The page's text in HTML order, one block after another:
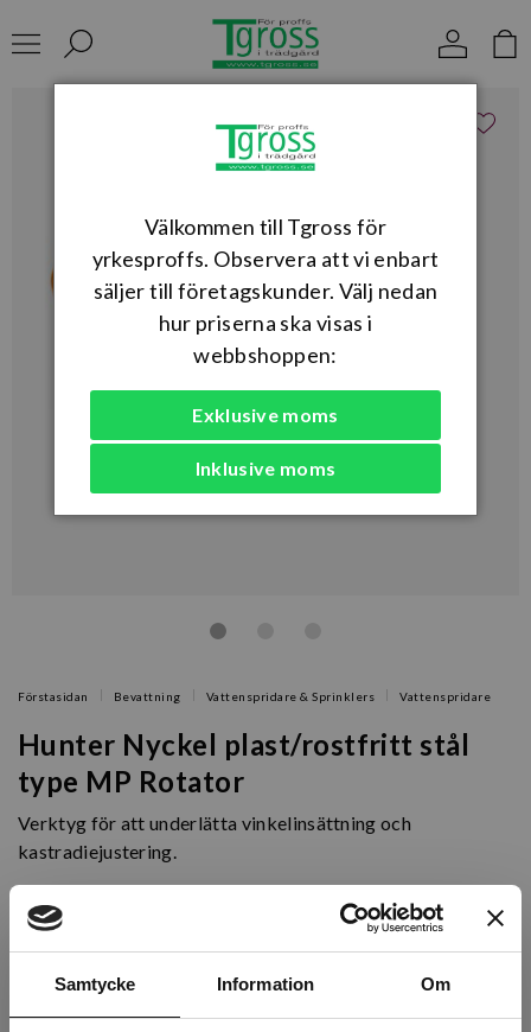
Samtycke Information Om
Förstasidan Bevattning Vattenspridare & Sprinklers Vattenspridare
Hunter Nyckel plast/rostfritt stål
type MP Rotator
Verktyg för att underlätta vinkelinsättning och
kastradiejustering.
Artikelnr: AD235095
Finns i lager (3 st)
Exkl. moms: 35 kr
Välkommen till Tgross för
yrkesproffs. Observera att vi enbart
säljer till företagskunder. Välj nedan
hur priserna ska visas i
webbshoppen:
Exklusive moms
Inklusive moms